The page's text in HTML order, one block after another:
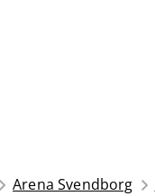
Arena Svendborg